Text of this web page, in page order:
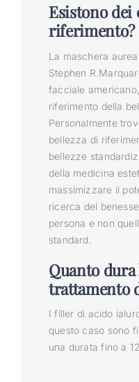
Esistono
riferimento?
La maschera
Stephen
facciale
riferimento della
Personalmente
bellezza di
bellezze
della medicina
massimizzare il
ricerca del
persona e non
standard.
Quanto
trattamento
I filler di acido
questo caso sono
una durata fino a